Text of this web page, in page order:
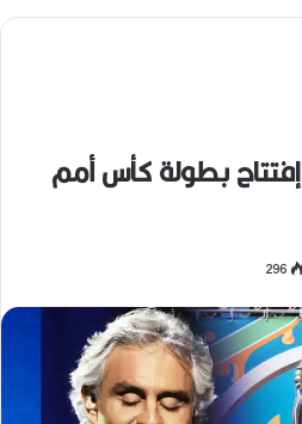
بطولة كأس أمم
296